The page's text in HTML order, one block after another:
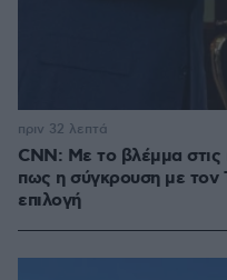
CNN: Με το βλέμμα στις
πως η σύγκρουση με τον
επιλογή
πριν 32 λεπτά